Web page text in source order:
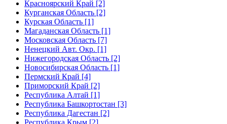
Красноярский Край [2]
Курганская Область [2]
Курская Область [1]
Магаданская Область [1]
Московская Область [7]
Ненецкий Авт. Окр. [1]
Нижегородская Область [2]
Новосибирская Область [1]
Пермский Край [4]
Приморский Край [2]
Республика Алтай [1]
Республика Башкортостан [3]
Республика Дагестан [2]
Республика Крым [2]